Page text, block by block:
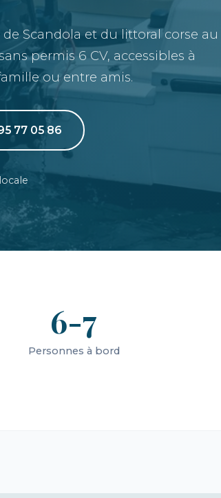
Scandola et du littoral corse au
permis 6 CV, accessibles à
ou entre amis.
77 05 86
6-7
Personnes à bord